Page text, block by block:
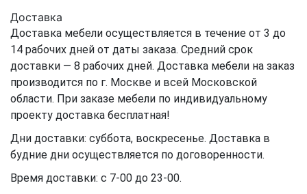
Доставка
Доставка мебели осуществляется в течение от 3 до
14 рабочих дней от даты заказа. Средний срок
доставки — 8 рабочих дней. Доставка мебели на заказ
производится по г. Москве и всей Московской
области. При заказе мебели по индивидуальному
проекту доставка бесплатная!
Дни доставки: суббота, воскресенье. Доставка в
будние дни осуществляется по договоренности.
Время доставки: с 7-00 до 23-00.